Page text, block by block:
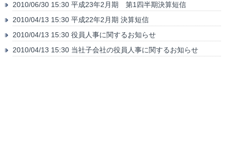
2010/06/30 15:30 平成23年2月期 第1四半期決算短信
2010/04/13 15:30 平成22年2月期 決算短信
2010/04/13 15:30 役員人事に関するお知らせ
2010/04/13 15:30 当社子会社の役員人事に関するお知らせ